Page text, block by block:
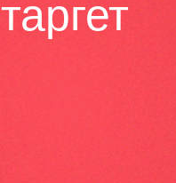
таргет